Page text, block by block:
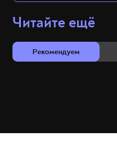
Читайте ещё
Рекомендуем